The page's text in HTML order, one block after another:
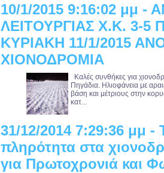
10/1/2015 9:16:02 μμ
ΛΕΙΤΟΥΡΓΙΑΣ Χ.Κ. 3-5
ΚΥΡΙΑΚΗ 11/1/2015
ΧΙΟΝΟΔΡΟΜΙΑ
Καλές συνθήκες για
Πηγάδια. Ηλιοφάνεια με
βάση και μέτριους στην
κατ...
31/12/2014 7:29:36 μμ -
πληρότητα στα
για Πρωτοχρονιά και